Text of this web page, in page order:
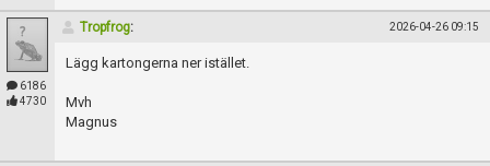
6186
4730
Tropfrog: 2026-04-26 09:15
Lägg kartongerna ner istället.
Mvh
Magnus
Terms of Service
Skapa konto